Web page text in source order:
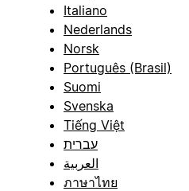
Italiano
Nederlands
Norsk
Português (Brasil)
Suomi
Svenska
Tiếng Việt
עברית
العربية
ภาษาไทย